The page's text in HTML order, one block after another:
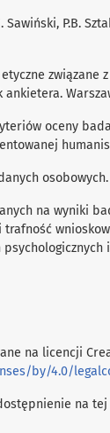
P.B.
związane
ankietera.
oceny
osobowych.
na wyniki
na licencji
by/4.0/
na